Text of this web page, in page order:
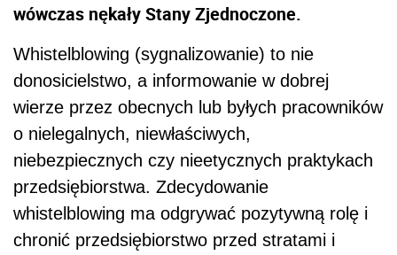
wówczas nękały Stany Zjednoczone.
Whistelblowing (sygnalizowanie) to nie
donosicielstwo, a informowanie w dobrej
wierze przez obecnych lub byłych pracowników
o nielegalnych, niewłaściwych,
niebezpiecznych czy nieetycznych praktykach
przedsiębiorstwa. Zdecydowanie
whistelblowing ma odgrywać pozytywną rolę i
chronić przedsiębiorstwo przed stratami i